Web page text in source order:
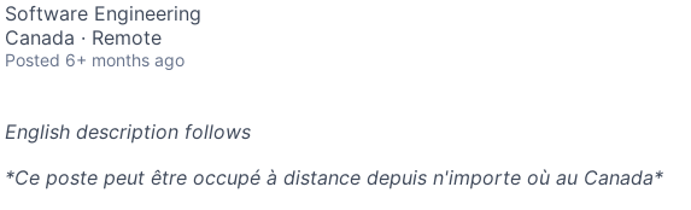
Software Engineering
Canada · Remote
Posted 6+ months ago
English description follows
*Ce poste peut être occupé à distance depuis n'importe où au Canada*